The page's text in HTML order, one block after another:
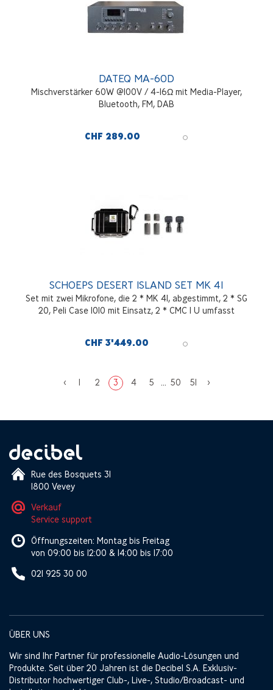
DATEQ MA-60D
Mischverstärker 60W @100V / 4-16Ω mit Media-Player,
Bluetooth, FM, DAB
CHF 289.00
SCHOEPS DESERT ISLAND SET MK 41
Set mit zwei Mikrofone, die 2 * MK 41, abgestimmt, 2 * SG
20, Peli Case 1010 mit Einsatz, 2 * CMC 1 U umfasst
CHF 3'449.00
< 1 2 3 4 5 ... 50 51 >
Rue des Bosquets 31
1800 Vevey
Verkauf
Service support
Öffnungszeiten: Montag bis Freitag
von 09:00 bis 12:00 & 14:00 bis 17:00
021 925 30 00
ÜBER UNS
Wir sind Ihr Partner für professionelle Audio-Lösungen und
Produkte. Seit über 20 Jahren ist die Decibel S.A. Exklusiv-
Distributor hochwertiger Club-, Live-, Studio/Broadcast- und